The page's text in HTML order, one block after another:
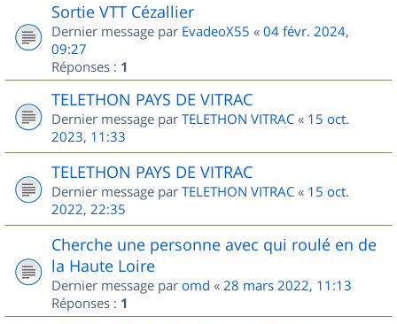
Sortie VTT Cézallier
Dernier message par EvadeoX55 « 04 févr. 2024,
09:27
Réponses : 1
TELETHON PAYS DE VITRAC
Dernier message par TELETHON VITRAC « 15 oct.
2023, 11:33
TELETHON PAYS DE VITRAC
Dernier message par TELETHON VITRAC « 15 oct.
2022, 22:35
Cherche une personne avec qui roulé en de
la Haute Loire
Dernier message par omd « 28 mars 2022, 11:13
Réponses : 1